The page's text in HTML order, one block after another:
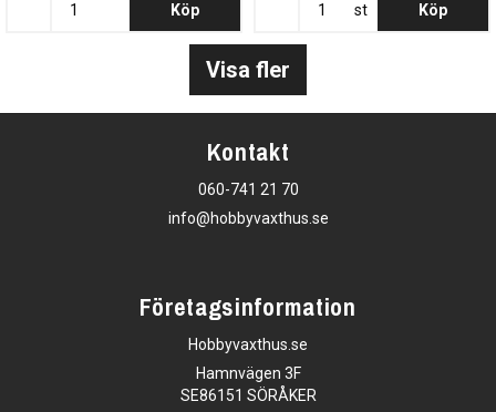
Köp st Köp
Visa fler
Kontakt
060-741 21 70
info@hobbyvaxthus.se
Företagsinformation
Hobbyvaxthus.se
Hamnvägen 3F
SE86151 SÖRÅKER